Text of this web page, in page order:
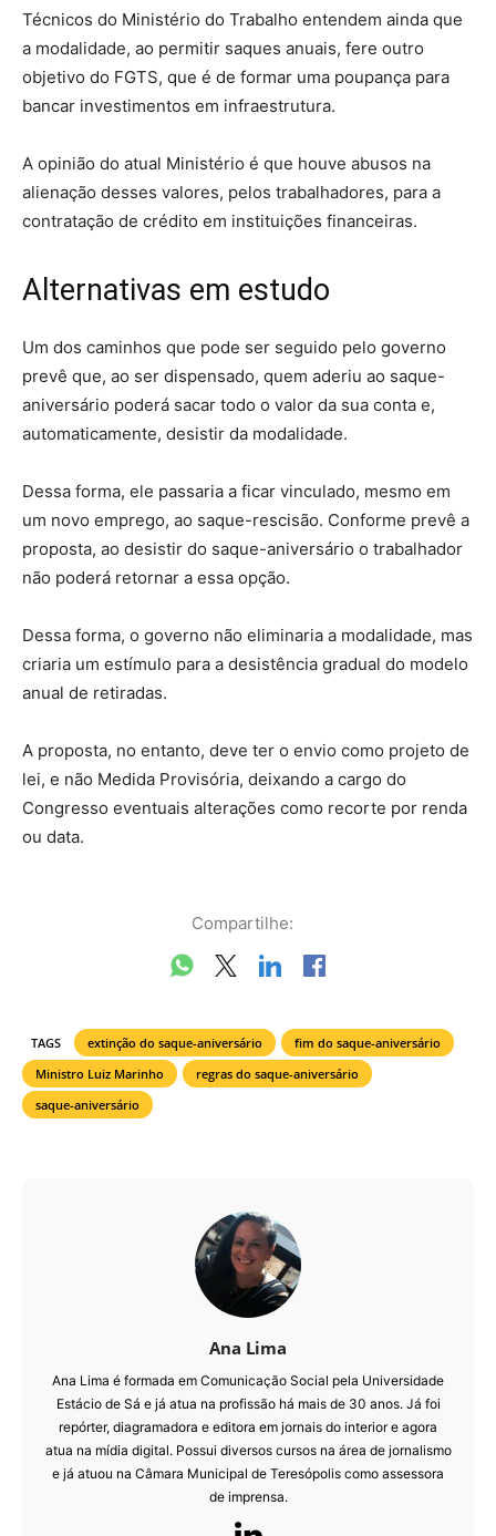
Técnicos do Ministério do Trabalho entendem ainda que
a modalidade, ao permitir saques anuais, fere outro
objetivo do FGTS, que é de formar uma poupança para
bancar investimentos em infraestrutura.
A opinião do atual Ministério é que houve abusos na
alienação desses valores, pelos trabalhadores, para a
contratação de crédito em instituições financeiras.
Alternativas em estudo
Um dos caminhos que pode ser seguido pelo governo
prevê que, ao ser dispensado, quem aderiu ao saque-
aniversário poderá sacar todo o valor da sua conta e,
automaticamente, desistir da modalidade.
Dessa forma, ele passaria a ficar vinculado, mesmo em
um novo emprego, ao saque-rescisão. Conforme prevê a
proposta, ao desistir do saque-aniversário o trabalhador
não poderá retornar a essa opção.
Dessa forma, o governo não eliminaria a modalidade, mas
criaria um estímulo para a desistência gradual do modelo
anual de retiradas.
A proposta, no entanto, deve ter o envio como projeto de
lei, e não Medida Provisória, deixando a cargo do
Congresso eventuais alterações como recorte por renda
ou data.
Compartilhe:
TAGS extinção do saque-aniversário
fim do saque-aniversário
Ministro Luiz Marinho
regras do saque-aniversário
saque-aniversário
Ana Lima
Ana Lima é formada em Comunicação Social pela Universidade
Estácio de Sá e já atua na profissão há mais de 30 anos. Já foi
repórter, diagramadora e editora em jornais do interior e agora
atua na mídia digital. Possui diversos cursos na área de jornalismo
e já atuou na Câmara Municipal de Teresópolis como assessora
de imprensa.